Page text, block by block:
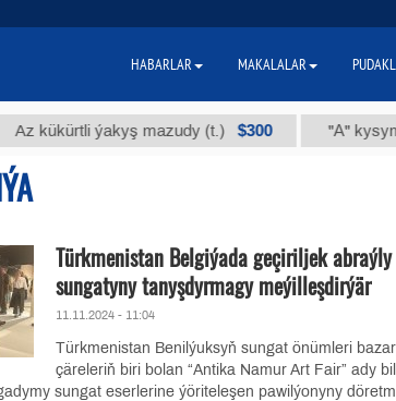
ýakyş mazudy (t.) $300 "А" kysymly
Türkmenistan Belgiýada geçiriljek
sungatyny tanyşdyrmagy meýilleşdirýär
11.11.2024 - 11:04
Türkmenistan Benilýuksyň sungat önümleri
çäreleriň biri bolan “Antika Namur Art Fair” ady
sungat eserlerine ýöriteleşen pawilýonyny
HABARLAR MAKALALAR